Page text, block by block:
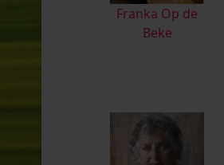
Franka Op de
Beke